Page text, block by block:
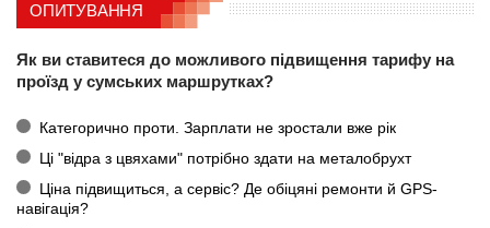
ОПИТУВАННЯ
Як ви ставитеся до можливого підвищення тарифу на
проїзд у сумських маршрутках?
Категорично проти. Зарплати не зростали вже рік
Ці "відра з цвяхами" потрібно здати на металобрухт
Ціна підвищиться, а сервіс? Де обіцяні ремонти й GPS-
навігація?